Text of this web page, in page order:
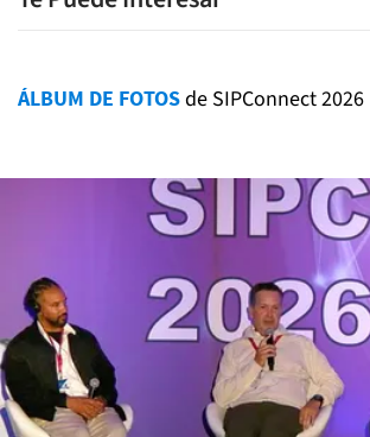
ÁLBUM DE FOTOSde SIPConnect 2026